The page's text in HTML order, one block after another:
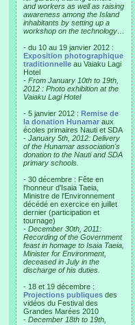
and workers as well as raising
awareness among the Island
inhabitants by setting up a
workshop on the technology…
- du 10 au 19 janvier 2012 :
Exposition photographique
traditionnelle au Vaiaku Lagi
Hotel
- From January 10th to 19th,
2012 : Photo exhibition at the
Vaiaku Lagi Hotel
- 5 janvier 2012 : Remise de
la donation Hunamar aux
écoles primaires Nauti et SDA
- January 5th, 2012: Delivery
of the Hunamar association's
donation to the Nauti and SDA
primary schools.
- 30 décembre : Fête en
l'honneur d'Isaia Taeia,
Ministre de l'Environnement
décédé en exercice en juillet
dernier (participation et
tournage)
- December 30th, 2011:
Recording of the Government
feast in homage to Isaia Taeia,
Minister for Environment,
deceased in July in the
discharge of his duties.
- 18 et 19 décembre :
Projections publiques des
vidéos du Festival des
Grandes Marées 2010
- December 18th to 19th,